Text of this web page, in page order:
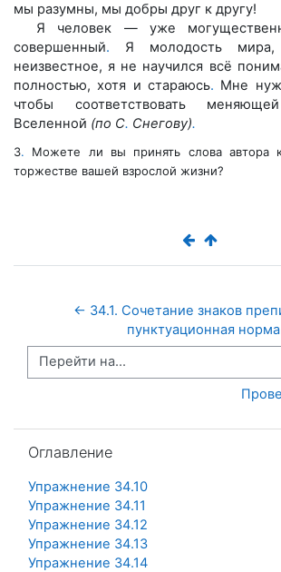
мы разумны, мы добры друг к другу!
Я человек — уже
совершенный. Я молодость
неизвестное, я не научился всё
полностью, хотя и стараюсь. Мне
чтобы соответствовать
Вселенной (по С. Снегову).
3. Можете ли вы принять слова автора
торжестве вашей взрослой жизни?
← 34.1. Сочетание знаков
пунктуационная норма
Перейти на...
Оглавление
Упражнение 34.10
Упражнение 34.11
Упражнение 34.12
Упражнение 34.13
Упражнение 34.14